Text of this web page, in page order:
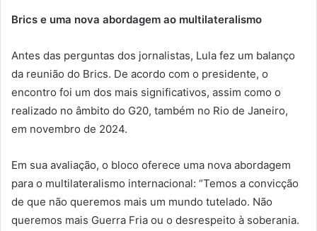
Brics e uma nova abordagem ao multilateralismo
Antes das perguntas dos jornalistas, Lula fez um balanço
da reunião do Brics. De acordo com o presidente, o
encontro foi um dos mais significativos, assim como o
realizado no âmbito do G20, também no Rio de Janeiro,
em novembro de 2024.
Em sua avaliação, o bloco oferece uma nova abordagem
para o multilateralismo internacional: “Temos a convicção
de que não queremos mais um mundo tutelado. Não
queremos mais Guerra Fria ou o desrespeito à soberania.